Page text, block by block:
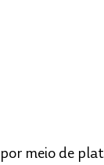
meio de